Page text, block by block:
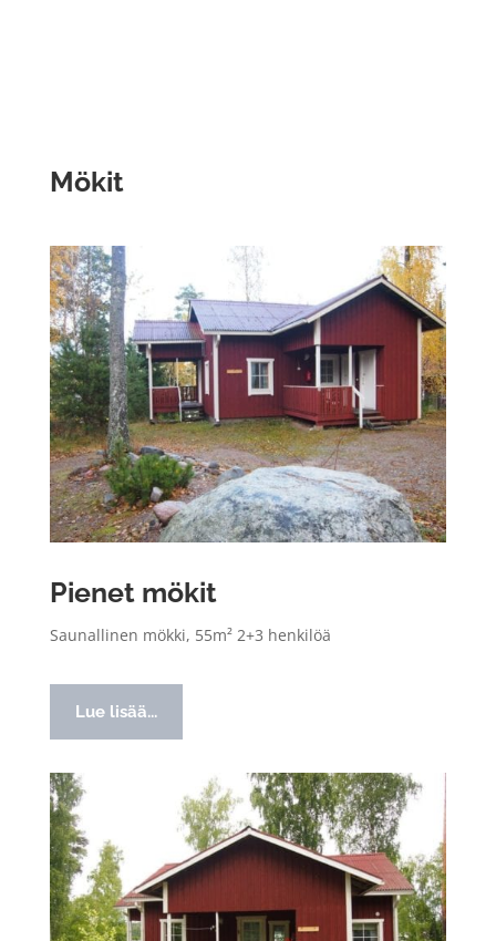
Mökit
Pienet mökit
Saunallinen mökki, 55m² 2+3 henkilöä
Lue lisää...